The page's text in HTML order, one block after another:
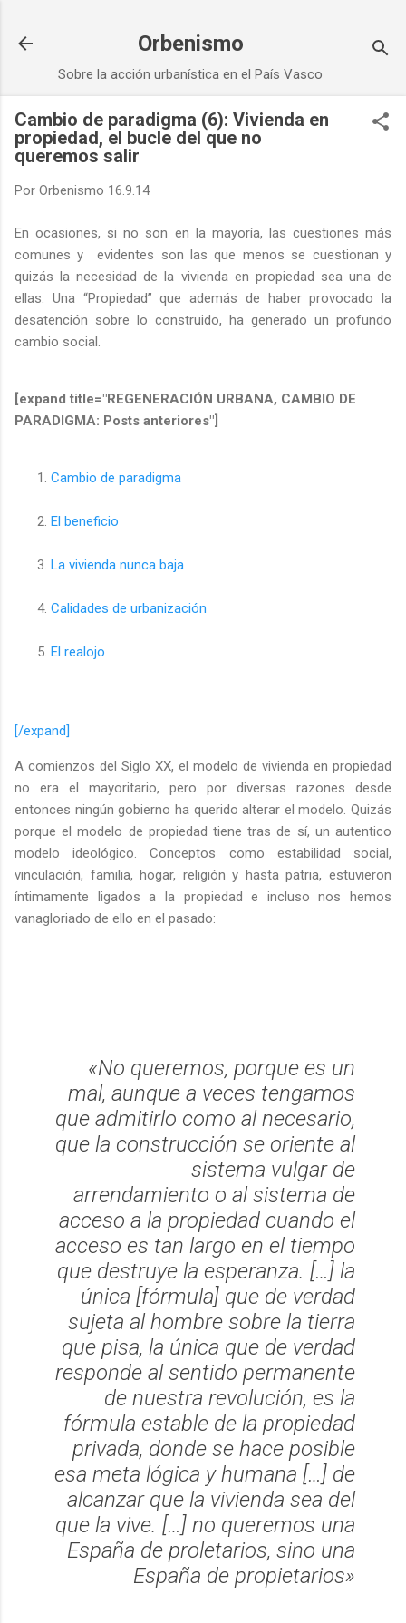
Orbenismo
Sobre la acción urbanística en el País Vasco
Cambio de paradigma (6): Vivienda en
propiedad, el bucle del que no
queremos salir
Por Orbenismo 16.9.14
En ocasiones, si no son en la mayoría, las cuestiones más
comunes y evidentes son las que menos se cuestionan y
quizás la necesidad de la vivienda en propiedad sea una de
ellas. Una “Propiedad” que además de haber provocado la
desatención sobre lo construido, ha generado un profundo
cambio social.
[expand title="REGENERACIÓN URBANA, CAMBIO DE
PARADIGMA: Posts anteriores"]
Cambio de paradigma
El beneficio
La vivienda nunca baja
Calidades de urbanización
El realojo
[/expand]
A comienzos del Siglo XX, el modelo de vivienda en propiedad
no era el mayoritario, pero por diversas razones desde
entonces ningún gobierno ha querido alterar el modelo. Quizás
porque el modelo de propiedad tiene tras de sí, un autentico
modelo ideológico. Conceptos como estabilidad social,
vinculación, familia, hogar, religión y hasta patria, estuvieron
íntimamente ligados a la propiedad e incluso nos hemos
vanagloriado de ello en el pasado:
«No queremos, porque es un
mal, aunque a veces tengamos
que admitirlo como al necesario,
que la construcción se oriente al
sistema vulgar de
arrendamiento o al sistema de
acceso a la propiedad cuando el
acceso es tan largo en el tiempo
que destruye la esperanza. […] la
única [fórmula] que de verdad
sujeta al hombre sobre la tierra
que pisa, la única que de verdad
responde al sentido permanente
de nuestra revolución, es la
fórmula estable de la propiedad
privada, donde se hace posible
esa meta lógica y humana […] de
alcanzar que la vivienda sea del
que la vive. […] no queremos una
España de proletarios, sino una
España de propietarios»